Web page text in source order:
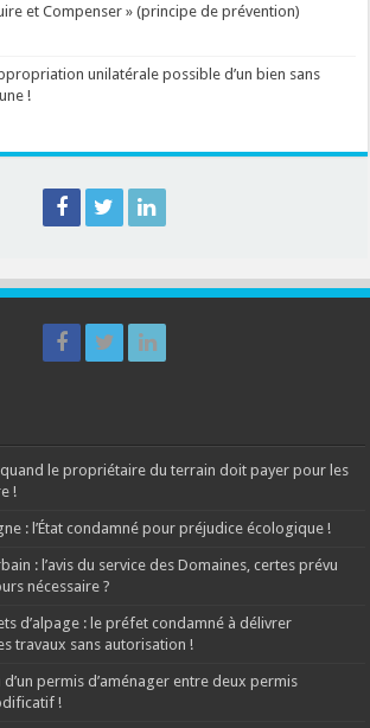
et Compenser » (principe de prévention)
unilatérale possible d’un bien sans
!
quand le propriétaire du terrain doit payer pour les
!
: l’État condamné pour préjudice écologique !
: l’avis du service des Domaines, certes prévu
nécessaire ?
d’alpage : le préfet condamné à délivrer
travaux sans autorisation !
d’un permis d’aménager entre deux permis
!